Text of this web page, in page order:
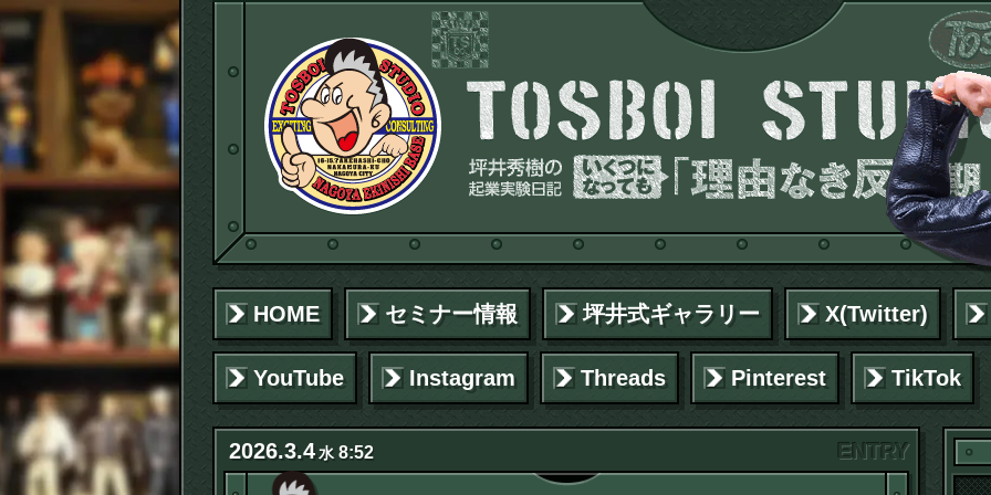
HOME セミナー情報 坪井式ギャラリー X(Twitter)
YouTube Instagram Threads Pinterest TikTok
2026.3.4水8:52